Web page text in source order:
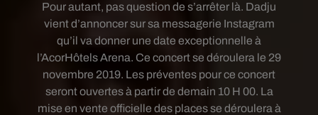
Pour autant, pas question de s’arrêter là. Dadju
vient d’annoncer sur sa messagerie Instagram
qu’il va donner une date exceptionnelle à
l’AcorHôtels Arena. Ce concert se déroulera le 29
novembre 2019. Les préventes pour ce concert
seront ouvertes à partir de demain 10 H 00. La
mise en vente officielle des places se déroulera à